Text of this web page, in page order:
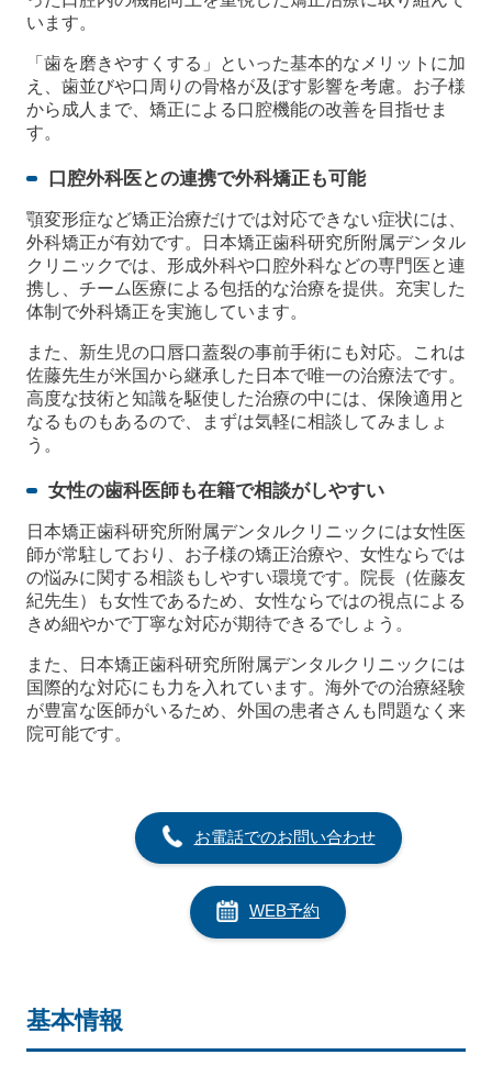
います。
「歯を磨きやすくする」といった基本的なメリットに加
え、歯並びや口周りの骨格が及ぼす影響を考慮。お子様
から成人まで、矯正による口腔機能の改善を目指せま
す。
口腔外科医との連携で外科矯正も可能
顎変形症など矯正治療だけでは対応できない症状には、
外科矯正が有効です。日本矯正歯科研究所附属デンタル
クリニックでは、形成外科や口腔外科などの専門医と連
携し、チーム医療による包括的な治療を提供。充実した
体制で外科矯正を実施しています。
また、新生児の口唇口蓋裂の事前手術にも対応。これは
佐藤先生が米国から継承した日本で唯一の治療法です。
高度な技術と知識を駆使した治療の中には、保険適用と
なるものもあるので、まずは気軽に相談してみましょ
う。
女性の歯科医師も在籍で相談がしやすい
日本矯正歯科研究所附属デンタルクリニックには女性医
師が常駐しており、お子様の矯正治療や、女性ならでは
の悩みに関する相談もしやすい環境です。院長（佐藤友
紀先生）も女性であるため、女性ならではの視点による
きめ細やかで丁寧な対応が期待できるでしょう。
また、日本矯正歯科研究所附属デンタルクリニックには
国際的な対応にも力を入れています。海外での治療経験
が豊富な医師がいるため、外国の患者さんも問題なく来
院可能です。
お電話でのお問い合わせ
WEB予約
基本情報